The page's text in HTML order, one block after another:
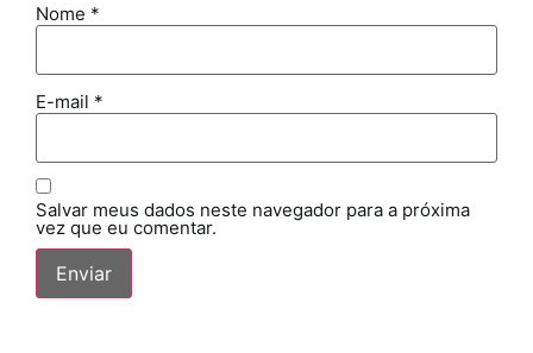
Nome *
E-mail *
Salvar meus dados neste navegador para a próxima
vez que eu comentar.